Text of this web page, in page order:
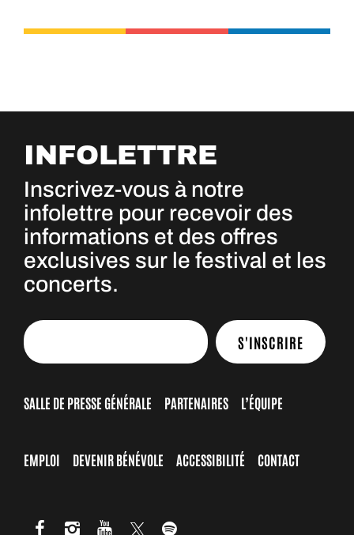
INFOLETTRE
Inscrivez-vous à notre
infolettre pour recevoir des
informations et des offres
exclusives sur le festival et les
concerts.
S'INSCRIRE
SALLE DE PRESSE GÉNÉRALE PARTENAIRES L’ÉQUIPE
EMPLOI DEVENIR BÉNÉVOLE ACCESSIBILITÉ CONTACT